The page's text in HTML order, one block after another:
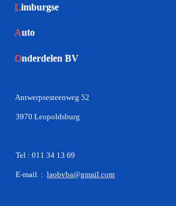
Limburgse
Auto
Onderdelen BV
Antwerpsesteenweg 52
3970 Leopoldsburg
Tel : 011 34 13 69
E-mail : laobvba@gmail.com